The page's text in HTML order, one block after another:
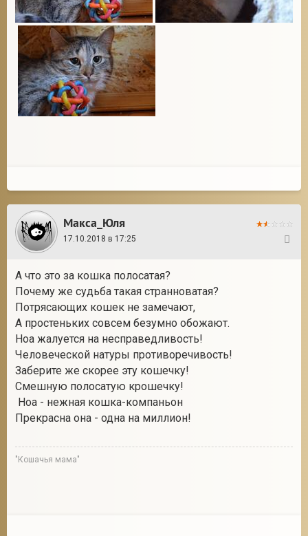
Макса_Юля
17.10.2018 в 17:25
А что это за кошка полосатая?
Почему же судьба такая странноватая?
Потрясающих кошек не замечают,
А простеньких совсем безумно обожают.
Ноа жалуется на несправедливость!
Человеческой натуры противоречивость!
Заберите же скорее эту кошечку!
Смешную полосатую крошечку!
Ноа - нежная кошка-компаньон
Прекрасна она - одна на миллион!
"Кошачья мама"